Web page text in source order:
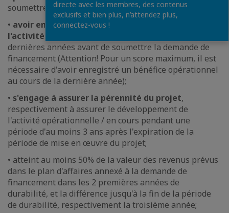
soumettre la demande de financement;
• avoir enregistré un bénéfice opérationnel de
l'activité en cours
dernières années avant de soumettre la demande de
financement (Attention! Pour un score maximum, il est
nécessaire d'avoir enregistré un bénéfice opérationnel
au cours de la dernière année);
• s'engage à assurer la pérennité du projet,
respectivement à assurer le développement de
l'activité opérationnelle / en cours pendant une
période d'au moins 3 ans après l'expiration de la
période de mise en œuvre du projet;
• atteint au moins 50% de la valeur des revenus prévus
dans le plan d'affaires annexé à la demande de
financement dans les 2 premières années de
durabilité, et la différence jusqu'à la fin de la période
de durabilité, respectivement la troisième année;
directe avec les membres, des contenus
exclusifs et bien plus, n’attendez plus,
connectez-vous !